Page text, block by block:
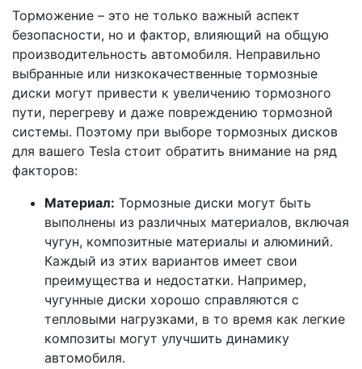
Торможение – это не только важный аспект
безопасности, но и фактор, влияющий на общую
производительность автомобиля. Неправильно
выбранные или низкокачественные тормозные
диски могут привести к увеличению тормозного
пути, перегреву и даже повреждению тормозной
системы. Поэтому при выборе тормозных дисков
для вашего Tesla стоит обратить внимание на ряд
факторов:
Материал: Тормозные диски могут быть
выполнены из различных материалов, включая
чугун, композитные материалы и алюминий.
Каждый из этих вариантов имеет свои
преимущества и недостатки. Например,
чугунные диски хорошо справляются с
тепловыми нагрузками, в то время как легкие
композиты могут улучшить динамику
автомобиля.